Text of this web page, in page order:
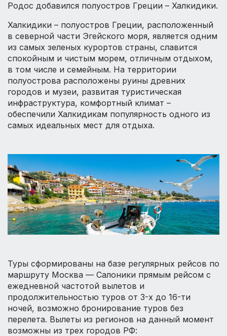
Родос добавился полуостров Греции – Халкидики.
Халкидики – полуостров Греции, расположенный
в северной части Эгейского моря, является одним
из самых зеленых курортов страны, славится
спокойным и чистым морем, отличным отдыхом,
в том числе и семейным. На территории
полуострова расположены руины древних
городов и музеи, развитая туристическая
инфраструктура, комфортный климат –
обеспечили Халкидикам популярность одного из
самых идеальных мест для отдыха.
Туры сформированы на базе регулярных рейсов по
маршруту Москва — Салоники прямым рейсом с
ежедневной частотой вылетов и
продолжительностью туров от 3-х до 16-ти
ночей, возможно бронирование туров без
перелета. Вылеты из регионов на данный момент
возможны из трех городов РФ: